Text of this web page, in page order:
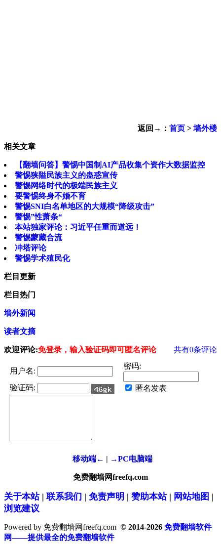
返回→： 首页 > 墙外楼
相关文章
【翻墙问答】警惕中国制AI产品收集个资作大数据监控
警惕狭隘民族主义的蛊惑宣传
警惕网络时代的极端民族主义
要警惕终身不婚不育
警惕SNI白名单地区的大规模“降级攻击”
警惕”性萧条“
本站独家评论：习近平任重而道远！
警惕蒙藏合流
冲塔评论
警惕学术殖民化
栏目更新
栏目热门
墙外新闻
读者文摘
欢迎评论:免登录，输入验证码即可匿名评论 共有0条评论
用户名:
密码:
验证码: 匿名发表
移动端← | →PC电脑端
免费翻墙网freefq.com
关于本站| 联系我们 | 免责声明 | 赞助本站| 网站地图 |
浏览建议
Powered by 免费翻墙网freefq.com © 2014-2026 免费翻墙软件
网——提供最全的免费翻墙软件